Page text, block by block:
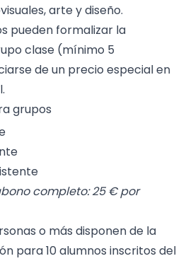
arte y diseño.
pueden formalizar la
clase (mínimo 5
de un precio especial en
grupos
completo: 25 € por
o más disponen de la
para 10 alumnos inscritos del